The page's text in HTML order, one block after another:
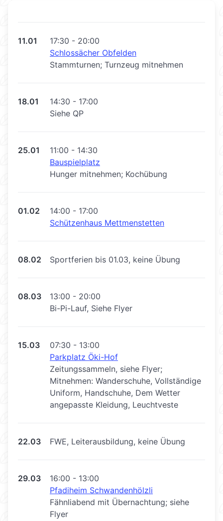
11.01
17:30 - 20:00
Schlossächer Obfelden
Stammturnen; Turnzeug mitnehmen
18.01
14:30 - 17:00
Siehe QP
25.01
11:00 - 14:30
Bauspielplatz
Hunger mitnehmen; Kochübung
01.02
14:00 - 17:00
Schützenhaus Mettmenstetten
08.02 Sportferien bis 01.03, keine Übung
08.03
13:00 - 20:00
Bi-Pi-Lauf, Siehe Flyer
15.03
07:30 - 13:00
Parkplatz Öki-Hof
Zeitungssammeln, siehe Flyer;
Mitnehmen: Wanderschuhe, Vollständige
Uniform, Handschuhe, Dem Wetter
angepasste Kleidung, Leuchtveste
22.03 FWE, Leiterausbildung, keine Übung
29.03
16:00 - 13:00
Pfadiheim Schwandenhölzli
Fähnliabend mit Übernachtung; siehe
Flyer